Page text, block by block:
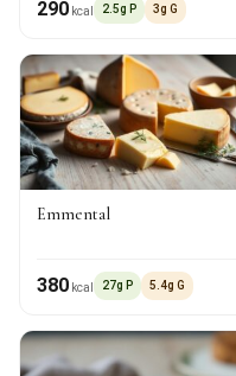
290 kcal 2.5g P 3g G
Emmental
380 kcal 27g P 5.4g G